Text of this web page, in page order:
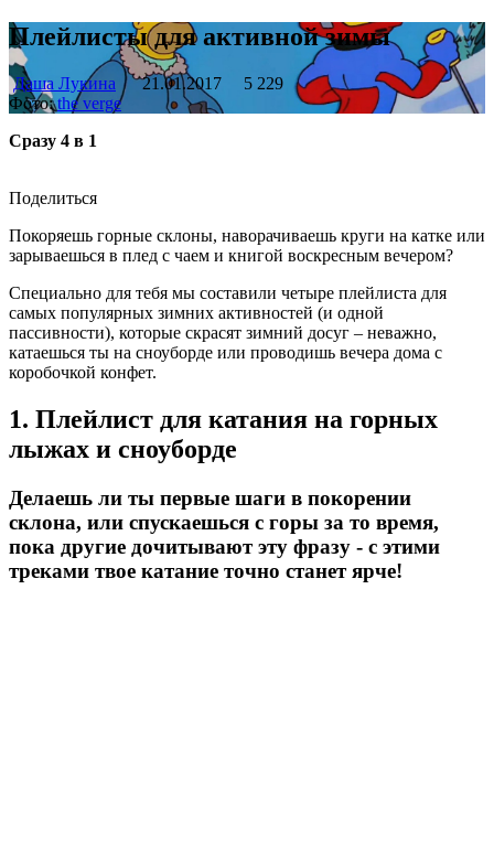
Плейлисты для активной зимы
Даша Лукина 21.01.2017
5 229
Фото:the verge
Сразу 4 в 1
Поделиться
Покоряешь горные склоны, наворачиваешь круги на катке или
зарываешься в плед с чаем и книгой воскресным вечером?
Специально для тебя мы составили четыре плейлиста для
самых популярных зимних активностей (и одной
пассивности), которые скрасят зимний досуг – неважно,
катаешься ты на сноуборде или проводишь вечера дома с
коробочкой конфет.
1. Плейлист для катания на горных
лыжах и сноуборде
Делаешь ли ты первые шаги в покорении
склона, или спускаешься с горы за то время,
пока другие дочитывают эту фразу - с этими
треками твое катание точно станет ярче!